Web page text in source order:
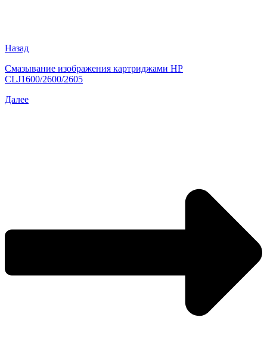
Назад
Смазывание изображения картриджами HP
CLJ1600/2600/2605
Далее